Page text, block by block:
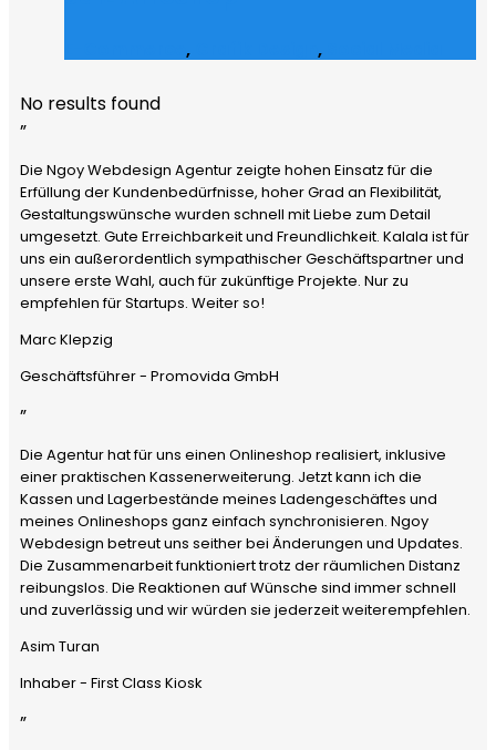
, ,
No results found
”
Die Ngoy Webdesign Agentur zeigte hohen Einsatz für die
Erfüllung der Kundenbedürfnisse, hoher Grad an Flexibilität,
Gestaltungswünsche wurden schnell mit Liebe zum Detail
umgesetzt. Gute Erreichbarkeit und Freundlichkeit. Kalala ist für
uns ein außerordentlich sympathischer Geschäftspartner und
unsere erste Wahl, auch für zukünftige Projekte. Nur zu
empfehlen für Startups. Weiter so!
Marc Klepzig
Geschäftsführer - Promovida GmbH
”
Die Agentur hat für uns einen Onlineshop realisiert, inklusive
einer praktischen Kassenerweiterung. Jetzt kann ich die
Kassen und Lagerbestände meines Ladengeschäftes und
meines Onlineshops ganz einfach synchronisieren. Ngoy
Webdesign betreut uns seither bei Änderungen und Updates.
Die Zusammenarbeit funktioniert trotz der räumlichen Distanz
reibungslos. Die Reaktionen auf Wünsche sind immer schnell
und zuverlässig und wir würden sie jederzeit weiterempfehlen.
Asim Turan
Inhaber - First Class Kiosk
”